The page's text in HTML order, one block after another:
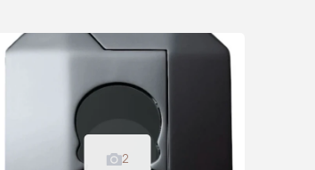
2